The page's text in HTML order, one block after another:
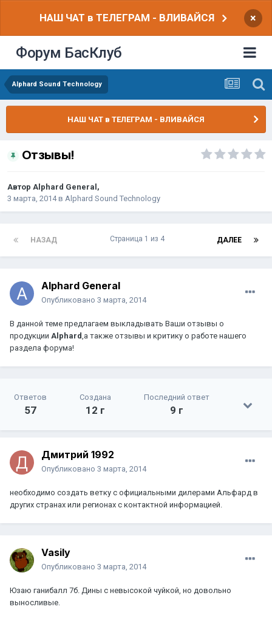
НАШ ЧАТ в ТЕЛЕГРАМ - ВЛИВАЙСЯ ×
Форум БасКлуб
Alphard Sound Technology
НАШ ЧАТ в ТЕЛЕГРАМ - ВЛИВАЙСЯ
Отзывы!
Автор Alphard General ,
3 марта, 2014в Alphard Sound Technology
НАЗАД ДАЛЕЕ
Страница 1 из 4
Alphard General
Опубликовано 3 марта, 2014
В данной теме предлагаем выкладывать Ваши отзывы о
продукции Alphard,а также отзывы и критику о работе нашего
раздела форума!
Ответов
57
Создана
12 г
Последний ответ
9 г
Дмитрий 1992
Опубликовано 3 марта, 2014
необходимо создать ветку с официальными дилерами Альфард в
других странах или регионах с контактной информацией.
Vasily
Опубликовано 3 марта, 2014
Юзаю ганибалл 7б. Дины с невысокой чуйкой, но довольно
выносливые.